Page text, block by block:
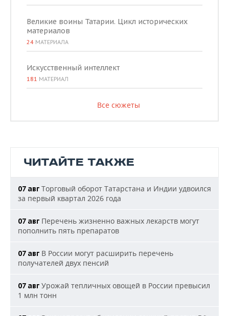
Великие воины Татарии. Цикл исторических
материалов
24 МАТЕРИАЛА
Искусственный интеллект
181 МАТЕРИАЛ
Все сюжеты
ЧИТАЙТЕ ТАКЖЕ
07 авг Торговый оборот Татарстана и Индии удвоился
за первый квартал 2026 года
07 авг Перечень жизненно важных лекарств могут
пополнить пять препаратов
07 авг В России могут расширить перечень
получателей двух пенсий
07 авг Урожай тепличных овощей в России превысил
1 млн тонн